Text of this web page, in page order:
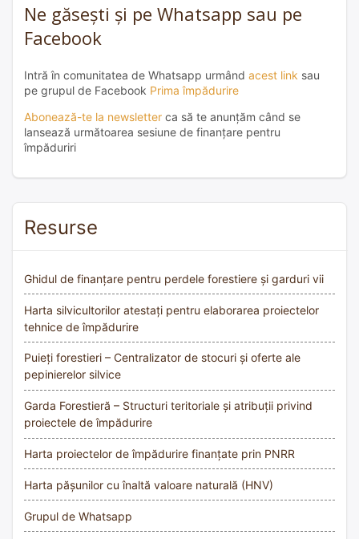
Ne găsești și pe Whatsapp sau pe
Facebook
Intră în comunitatea de Whatsapp urmând acest link sau
pe grupul de Facebook Prima împădurire
Abonează-te la newsletter ca să te anunțăm când se
lansează următoarea sesiune de finanțare pentru
împăduriri
Resurse
Ghidul de finanțare pentru perdele forestiere și garduri vii
Harta silvicultorilor atestați pentru elaborarea proiectelor
tehnice de împădurire
Puieți forestieri – Centralizator de stocuri și oferte ale
pepinierelor silvice
Garda Forestieră – Structuri teritoriale și atribuții privind
proiectele de împădurire
Harta proiectelor de împădurire finanțate prin PNRR
Harta pășunilor cu înaltă valoare naturală (HNV)
Grupul de Whatsapp